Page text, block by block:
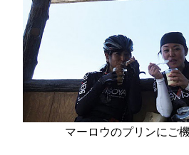
マーロウのプリンにご